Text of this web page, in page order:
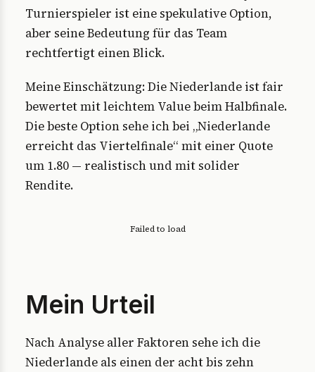
Turnierspieler ist eine spekulative Option,
aber seine Bedeutung für das Team
rechtfertigt einen Blick.
Meine Einschätzung: Die Niederlande ist fair
bewertet mit leichtem Value beim Halbfinale.
Die beste Option sehe ich bei „Niederlande
erreicht das Viertelfinale“ mit einer Quote
um 1.80 — realistisch und mit solider
Rendite.
Failed to load
Mein Urteil
Nach Analyse aller Faktoren sehe ich die
Niederlande als einen der acht bis zehn